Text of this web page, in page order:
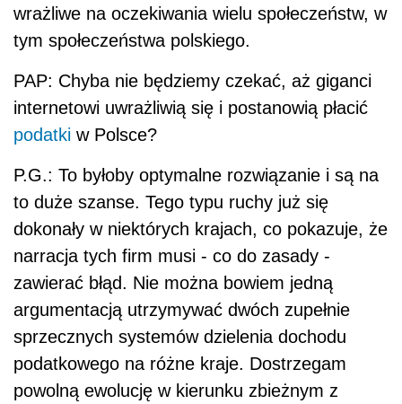
wrażliwe na oczekiwania wielu społeczeństw, w
tym społeczeństwa polskiego.
PAP: Chyba nie będziemy czekać, aż giganci
internetowi uwrażliwią się i postanowią płacić
podatki w Polsce?
P.G.: To byłoby optymalne rozwiązanie i są na
to duże szanse. Tego typu ruchy już się
dokonały w niektórych krajach, co pokazuje, że
narracja tych firm musi - co do zasady -
zawierać błąd. Nie można bowiem jedną
argumentacją utrzymywać dwóch zupełnie
sprzecznych systemów dzielenia dochodu
podatkowego na różne kraje. Dostrzegam
powolną ewolucję w kierunku zbieżnym z